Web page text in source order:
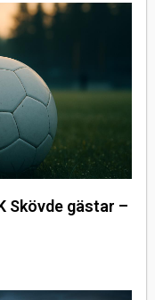
Skövde gästar –